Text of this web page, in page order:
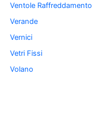
Ventole Raffreddamento
Verande
Vernici
Vetri Fissi
Volano